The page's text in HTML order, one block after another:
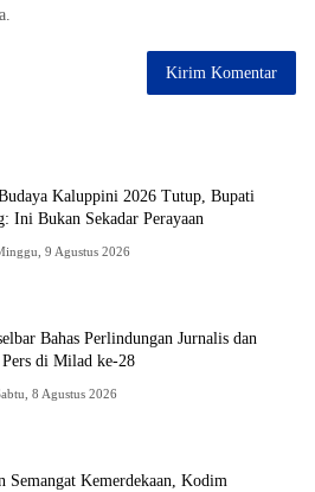
Kaluppini 2026 Tutup, Bupati
Ini Bukan Sekadar Perayaan
9 Agustus 2026
Bahas Perlindungan Jurnalis dan
Pers di Milad ke-28
8 Agustus 2026
Semangat Kemerdekaan, Kodim